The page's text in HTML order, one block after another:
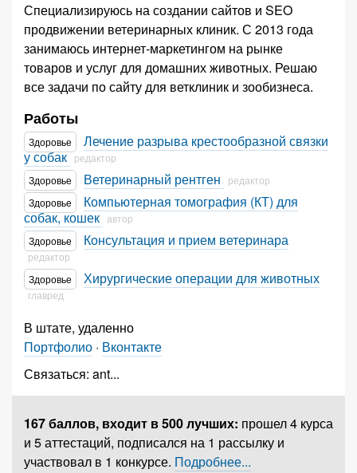
Специализируюсь на создании сайтов и SEO
продвижении ветеринарных клиник. С 2013 года
занимаюсь интернет-маркетингом на рынке
товаров и услуг для домашних животных. Решаю
все задачи по сайту для ветклиник и зообизнеса. ⠀
Работы
Здоровье
Лечение разрыва крестообразной связки
у собак редактор
Здоровье
Ветеринарный рентген
редактор
Здоровье
Компьютерная томография (КТ) для
собак, кошек автор
Здоровье
Консультация и прием ветеринара
редактор
Здоровье
Хирургические операции для животных
главред
В штате, удаленно
Портфолио · Вконтакте
Связаться: ant...
167 баллов, входит в 500 лучших: прошел 4 курса
и 5 аттестаций, подписался на 1 рассылку и
участвовал в 1 конкурсе. Подробнее...